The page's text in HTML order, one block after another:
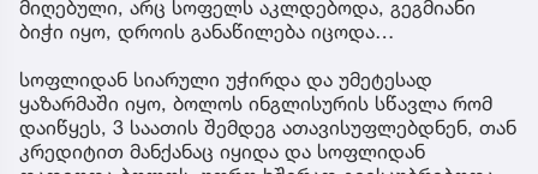
მიღებული, არც სოფელს აკლდებოდა, გეგმიანი
ბიჭი იყო, დროის განაწილება იცოდა…
სოფლიდან სიარული უჭირდა და უმეტესად
ყაზარმაში იყო, ბოლოს ინგლისურის სწავლა რომ
დაიწყეს, 3 საათის შემდეგ ათავისუფლებდნენ, თან
კრედიტით მანქანაც იყიდა და სოფლიდან